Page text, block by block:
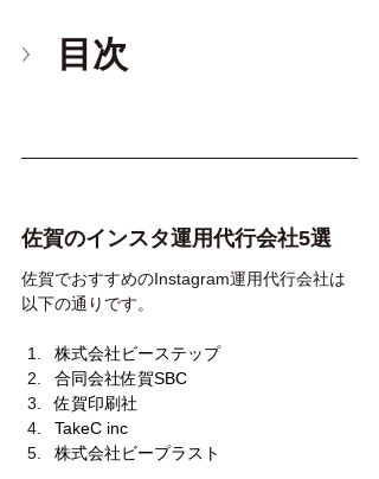
目次
佐賀のインスタ運用代行会社5選
佐賀でおすすめのInstagram運用代行会社は
以下の通りです。
株式会社ビーステップ
合同会社佐賀SBC
佐賀印刷社
TakeC inc
株式会社ビープラスト